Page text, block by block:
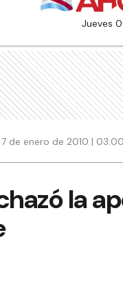
jueves
7 de enero de 2010 |
la